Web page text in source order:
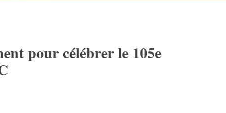
pour célébrer le 105e